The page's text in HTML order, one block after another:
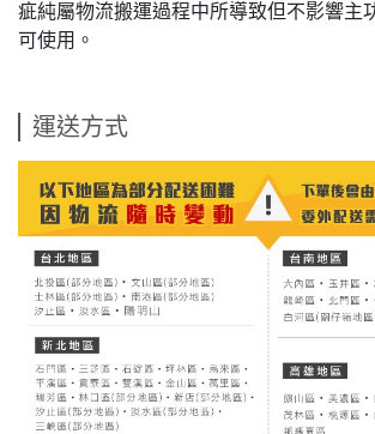
疵純屬物流搬運過程中所導致但不影響主
可使用。
運送方式